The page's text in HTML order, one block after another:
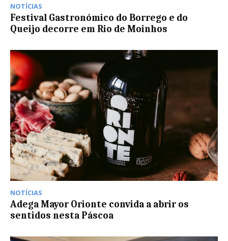
NOTÍCIAS
Festival Gastronómico do Borrego e do
Queijo decorre em Rio de Moinhos
NOTÍCIAS
Adega Mayor Orionte convida a abrir os
sentidos nesta Páscoa